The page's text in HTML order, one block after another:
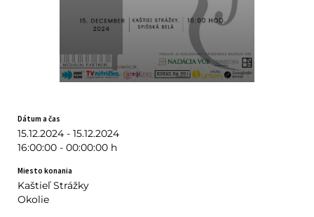
Dátum a čas
15.12.2024 - 15.12.2024
16:00:00 - 00:00:00 h
Miesto konania
Kaštieľ Strážky
Okolie